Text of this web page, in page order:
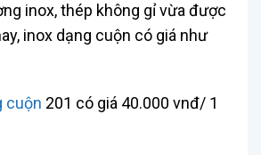
inox, thép không gỉ vừa được
inox dạng cuộn có giá như
cuộn 201 có giá 40.000 vnđ/ 1